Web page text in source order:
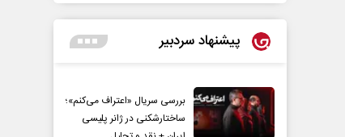
پیشنهاد سردبیر
بررسی سریال «اعتراف می‌کنم»؛
ساختارشکنی در ژانر پلیسی